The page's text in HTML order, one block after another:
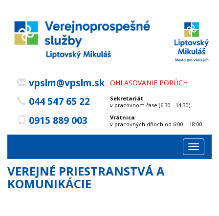
vpslm@vpslm.sk OHLASOVANIE PORÚCH
044 547 65 22
Sekretariát
v pracovnom čase (6:30 - 14:30)
0915 889 003
Vrátnica
v pracovných dňoch od 6:00 – 18:00
Toggle
VEREJNÉ PRIESTRANSTVÁ A
KOMUNIKÁCIE